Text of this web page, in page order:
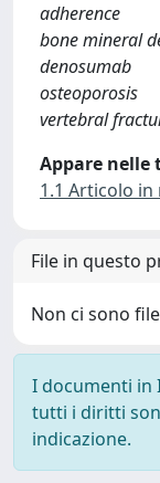
adherence
bone mineral
denosumab
osteoporosis
vertebral
Appare nelle
1.1 Articolo in
File in questo
Non ci sono
I documenti in
tutti i diritti
indicazione.